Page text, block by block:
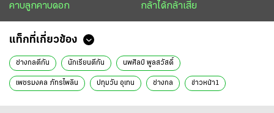
คาบลูกคาบดอก กล้าได้กล้าเสีย
แท็กที่เกี่ยวข้อง
ช่างกลตีกัน นักเรียนตีกัน นพศิลป์ พูลสวัสดิ์
เพชรมงคล ภัทรไพลิน ปทุมวัน อุเทน ช่างกล ข่าวหน้า1